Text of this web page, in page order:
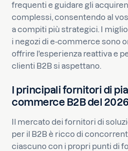
frequenti e guidare gli
complessi, consentendo al
a compiti più strategici. I
i negozi di e-commerce sono
offrire l'esperienza reattiva e
clienti B2B si aspettano.
I principali fornitori di
commerce B2B del
Il mercato dei fornitori di
per il B2B è ricco di
ciascuno con i propri punti di